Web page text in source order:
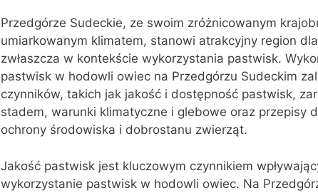
Przedgórze Sudeckie, ze swoim zróżnicowanym
umiarkowanym klimatem, stanowi atrakcyjny region
zwłaszcza w kontekście wykorzystania pastwisk.
pastwisk w hodowli owiec na Przedgórzu Sudeckim
czynników, takich jak jakość i dostępność pastwisk,
stadem, warunki klimatyczne i glebowe oraz przepisy
ochrony środowiska i dobrostanu zwierząt.
Jakość pastwisk jest kluczowym czynnikiem
wykorzystanie pastwisk w hodowli owiec. Na